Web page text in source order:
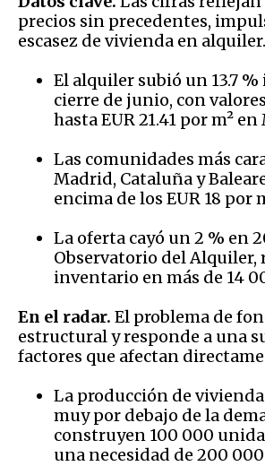
precios sin precedentes,
escasez de vivienda en alquiler.
El alquiler subió un 13.7
cierre de junio, con
hasta EUR 21.41 por m²
Las comunidades más
Madrid, Cataluña y
encima de los EUR 18 por
La oferta cayó un 2 % en
Observatorio del Alquiler,
inventario en más de 14
En el radar. El problema de
estructural y responde a una
factores que afectan
La producción de
muy por debajo de la
construyen 100 000
una necesidad de 200